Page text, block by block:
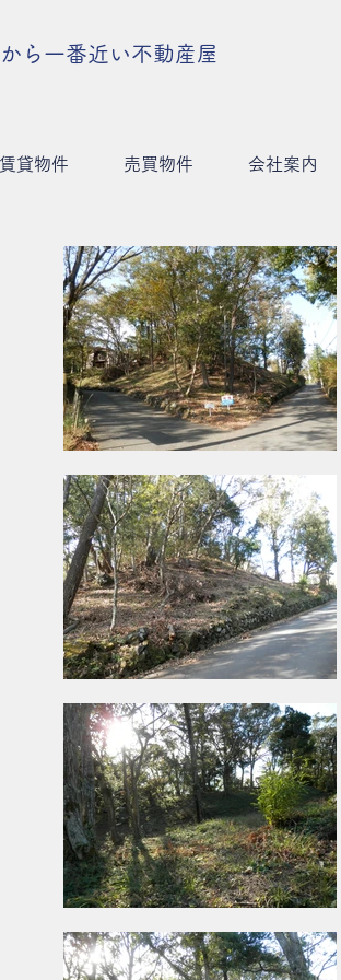
ら一番近い不動産屋
賃貸物件 売買物件 会社案内